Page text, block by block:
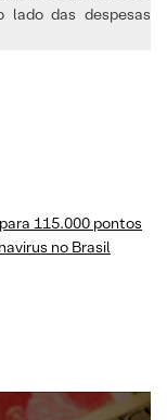
das despesas
115.000 pontos
no Brasil